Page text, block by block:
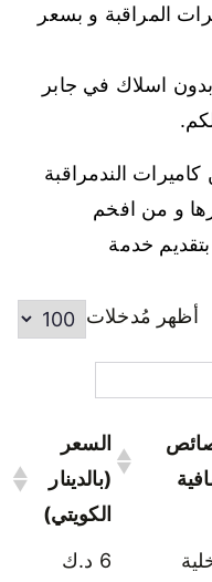
المراقبة و بسعر
بدون اسلاك في جابر
الندمراقبة
و من افخم
خدمة
أظهر مُدخلات
السعر
(بالدينار
الكويتي)
6 د.ك